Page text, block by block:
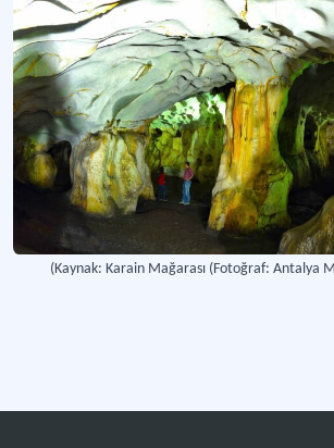
(Kaynak: Karain Mağarası (Fotoğraf: Antalya